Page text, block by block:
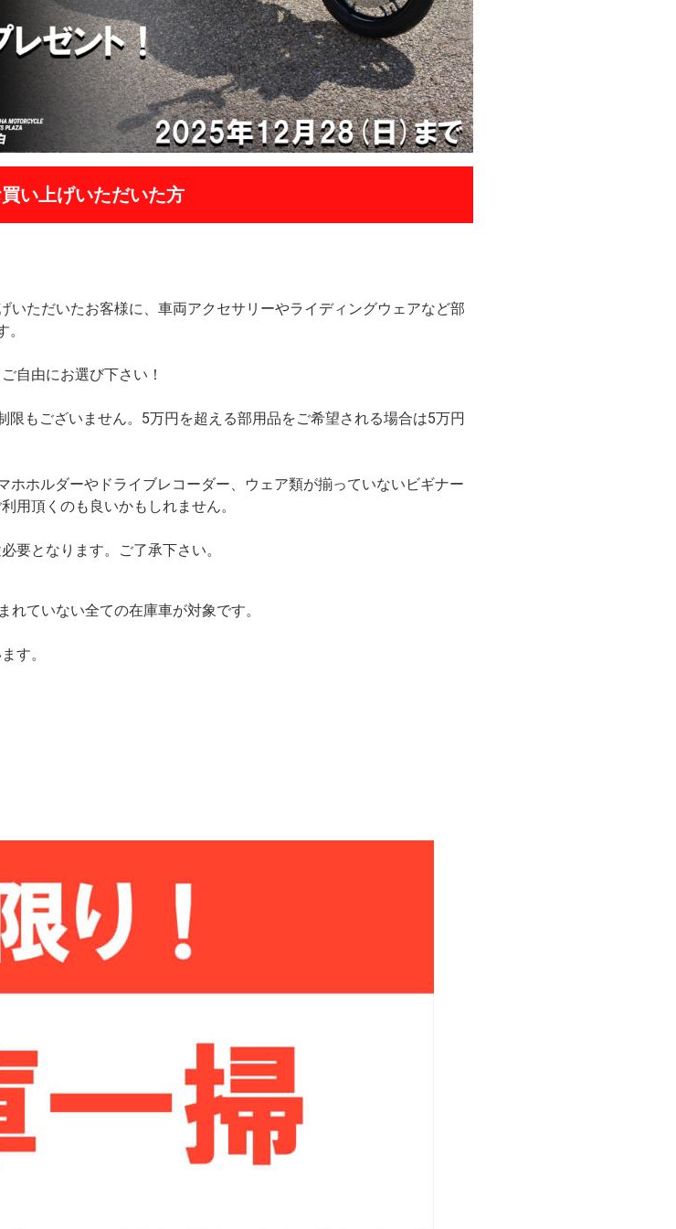
い上げいただいた方
ただいたお客様に、車両アクセサリーやライディングウェアなど部
自由にお選び下さい！
もございません。5万円を超える部用品をご希望される場合は5万円
ホホルダーやドライブレコーダー、ウェア類が揃っていないビギナー
用頂くのも良いかもしれません。
要となります。ご了承下さい。
ていない全ての在庫車が対象です。
す。